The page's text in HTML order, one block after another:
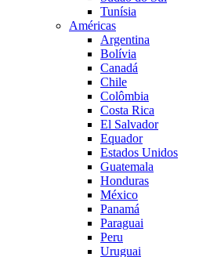
Tunísia
Américas
Argentina
Bolívia
Canadá
Chile
Colômbia
Costa Rica
El Salvador
Equador
Estados Unidos
Guatemala
Honduras
México
Panamá
Paraguai
Peru
Uruguai